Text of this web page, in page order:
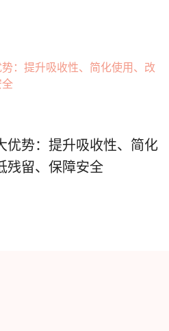
优势：提升吸收性、简化
残留、保障安全